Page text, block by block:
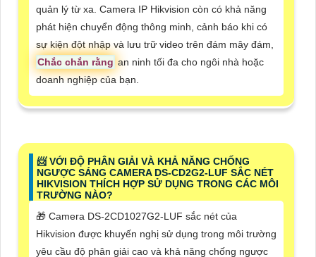
quản lý từ xa. Camera IP Hikvision còn có khả năng
phát hiện chuyển động thông minh, cảnh báo khi có
sự kiện đột nhập và lưu trữ video trên đám mây đám,
Chắc chắn rằng an ninh tối đa cho ngôi nhà hoặc
doanh nghiệp của bạn.
📨 VỚI ĐỘ PHÂN GIẢI VÀ KHẢ NĂNG CHỐNG
NGƯỢC SÁNG CAMERA DS-CD2G2-LUF SẮC NÉT
HIKVISION THÍCH HỢP SỬ DỤNG TRONG CÁC MÔI
TRƯỜNG NÀO?
🎁 Camera DS-2CD1027G2-LUF sắc nét của
Hikvision được khuyến nghị sử dụng trong môi trường
yêu cầu độ phân giải cao và khả năng chống ngược